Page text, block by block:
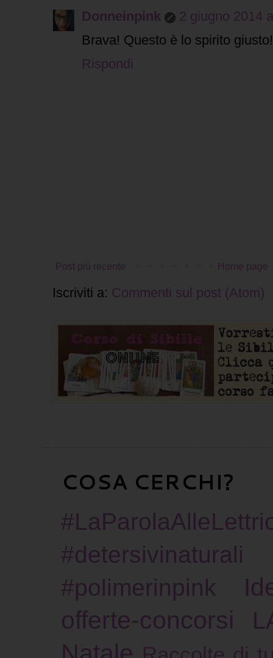
Donneinpink
2 giugno 2014
Brava! Questo è lo spirito
Rispondi
Post più recente Home page
Iscriviti a: Commenti sul post (Atom)
COSA CERCHI?
#detersivinaturali
#polimerinpink
offerte-concorsi